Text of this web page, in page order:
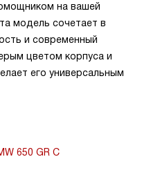
на вашей
модель сочетает в
и современный
цветом корпуса и
его универсальным
650 GR C